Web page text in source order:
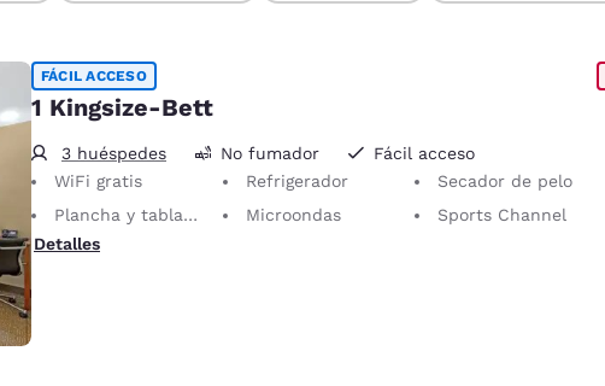
FÁCIL ACCESO
1 Kingsize-Bett
3 huéspedes No fumador
Fácil acceso
WiFi gratis
Refrigerador
Secador de pelo
Plancha y tabla de planchar
Microondas
Sports Channel
Detalles